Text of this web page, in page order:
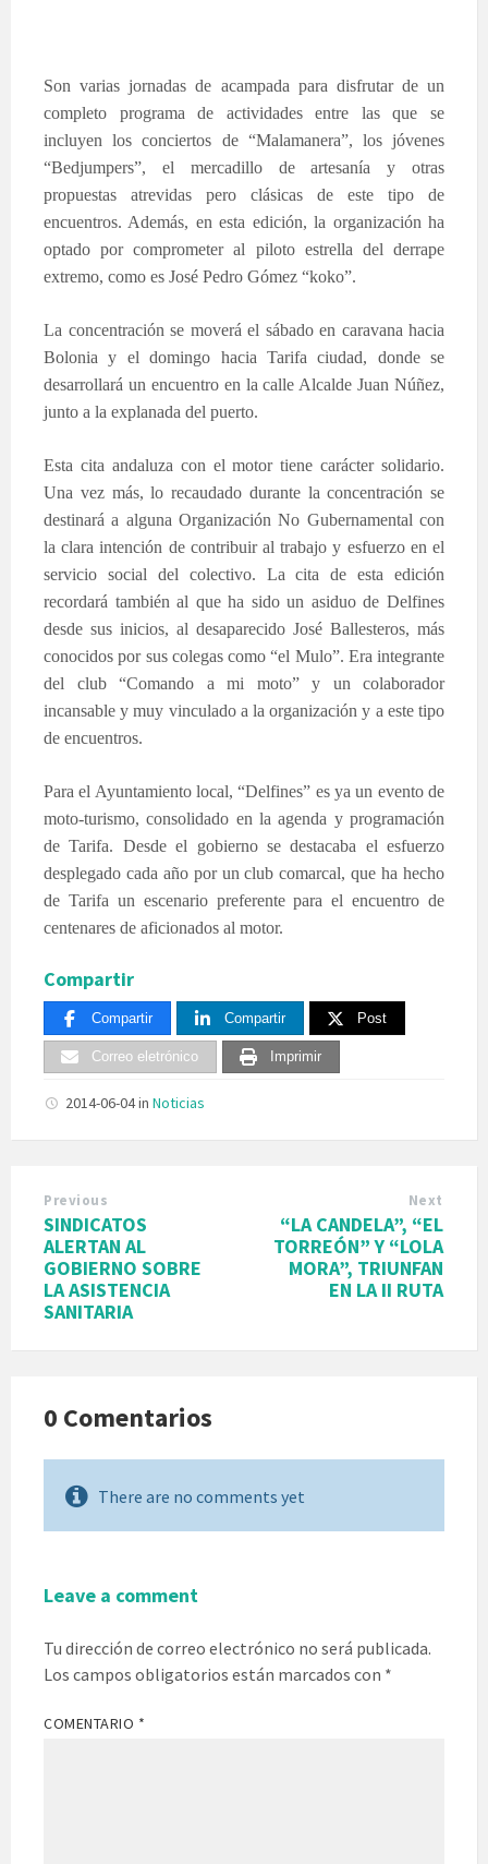
Son varias jornadas de acampada para disfrutar de un
completo programa de actividades entre las que se
incluyen los conciertos de “Malamanera”, los jóvenes
“Bedjumpers”, el mercadillo de artesanía y otras
propuestas atrevidas pero clásicas de este tipo de
encuentros. Además, en esta edición, la organización ha
optado por comprometer al piloto estrella del derrape
extremo, como es José Pedro Gómez “koko”.
La concentración se moverá el sábado en caravana hacia
Bolonia y el domingo hacia Tarifa ciudad, donde se
desarrollará un encuentro en la calle Alcalde Juan Núñez,
junto a la explanada del puerto.
Esta cita andaluza con el motor tiene carácter solidario.
Una vez más, lo recaudado durante la concentración se
destinará a alguna Organización No Gubernamental con
la clara intención de contribuir al trabajo y esfuerzo en el
servicio social del colectivo. La cita de esta edición
recordará también al que ha sido un asiduo de Delfines
desde sus inicios, al desaparecido José Ballesteros, más
conocidos por sus colegas como “el Mulo”. Era integrante
del club “Comando a mi moto” y un colaborador
incansable y muy vinculado a la organización y a este tipo
de encuentros.
Para el Ayuntamiento local, “Delfines” es ya un evento de
moto-turismo, consolidado en la agenda y programación
de Tarifa. Desde el gobierno se destacaba el esfuerzo
desplegado cada año por un club comarcal, que ha hecho
de Tarifa un escenario preferente para el encuentro de
centenares de aficionados al motor.
Compartir
Compartir Compartir Post
Correo eletrónico Imprimir
2014-06-04in Noticias
Previous
SINDICATOS
ALERTAN AL
GOBIERNO SOBRE
LA ASISTENCIA
SANITARIA
Next
“LA CANDELA”, “EL
TORREÓN” Y “LOLA
MORA”, TRIUNFAN
EN LA II RUTA
0 Comentarios
There are no comments yet
Leave a comment
Tu dirección de correo electrónico no será publicada.
Los campos obligatorios están marcados con *
COMENTARIO *